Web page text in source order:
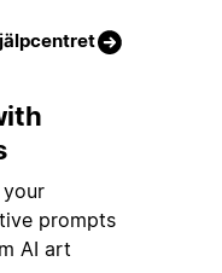
prompts
AI art